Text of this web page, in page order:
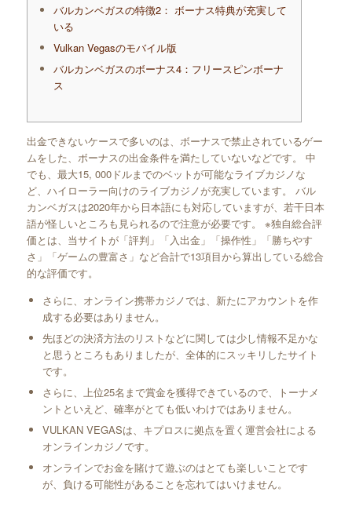
バルカンベガスの特徴2： ボーナス特典が充実して
いる
Vulkan Vegasのモバイル版
バルカンベガスのボーナス4：フリースピンボーナ
ス
出金できないケースで多いのは、ボーナスで禁止されているゲー
ムをした、ボーナスの出金条件を満たしていないなどです。 中
でも、最大15, 000ドルまでのベットが可能なライブカジノな
ど、ハイローラー向けのライブカジノが充実しています。 バル
カンベガスは2020年から日本語にも対応していますが、若干日本
語が怪しいところも見られるので注意が必要です。 ※独自総合評
価とは、当サイトが「評判」「入出金」「操作性」「勝ちやす
さ」「ゲームの豊富さ」など合計で13項目から算出している総合
的な評価です。
さらに、オンライン携帯カジノでは、新たにアカウントを作
成する必要はありません。
先ほどの決済方法のリストなどに関しては少し情報不足かな
と思うところもありましたが、全体的にスッキリしたサイト
です。
さらに、上位25名まで賞金を獲得できているので、トーナメ
ントといえど、確率がとても低いわけではありません。
VULKAN VEGASは、キプロスに拠点を置く運営会社による
オンラインカジノです。
オンラインでお金を賭けて遊ぶのはとても楽しいことです
が、負ける可能性があることを忘れてはいけません。